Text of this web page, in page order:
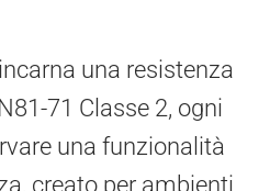
una resistenza
71 Classe 2, ogni
una funzionalità
creato per ambienti